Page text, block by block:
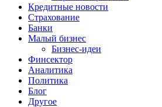
Кредитные новости
Страхование
Банки
Малый бизнес
Бизнес-идеи
Финсектор
Аналитика
Политика
Блог
Другое